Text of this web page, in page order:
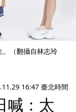
。（翻攝自林志玲
16:47 臺北時間
喊：太